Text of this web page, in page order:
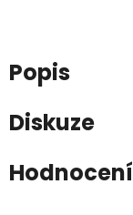
Popis
Diskuze
Hodnocení